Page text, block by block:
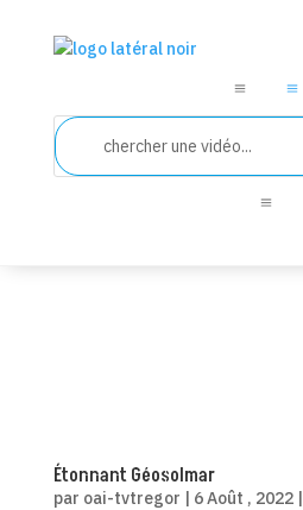
a a
a
Étonnant Géosolmar
par oai-tvtregor | 6 Août , 2022|